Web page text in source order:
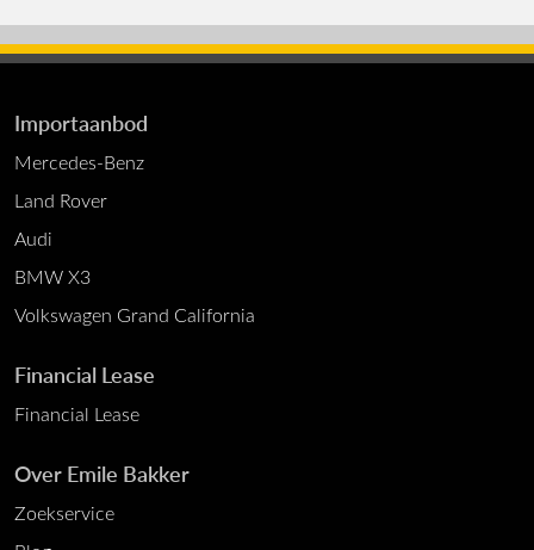
Importaanbod
Mercedes-Benz
Land Rover
Audi
BMW X3
Volkswagen Grand California
Financial Lease
Financial Lease
Over Emile Bakker
Zoekservice